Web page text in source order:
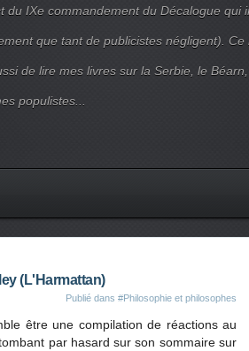
du IXe commandement du Décalogue qui
que tant de publicistes négligent). Ce
de lire mes livres sur la Serbie, le Béarn,
populistes...
(L'Harmattan)
Publié dans #Philosophie et philosophes
être une compilation de réactions au
par hasard sur son sommaire sur